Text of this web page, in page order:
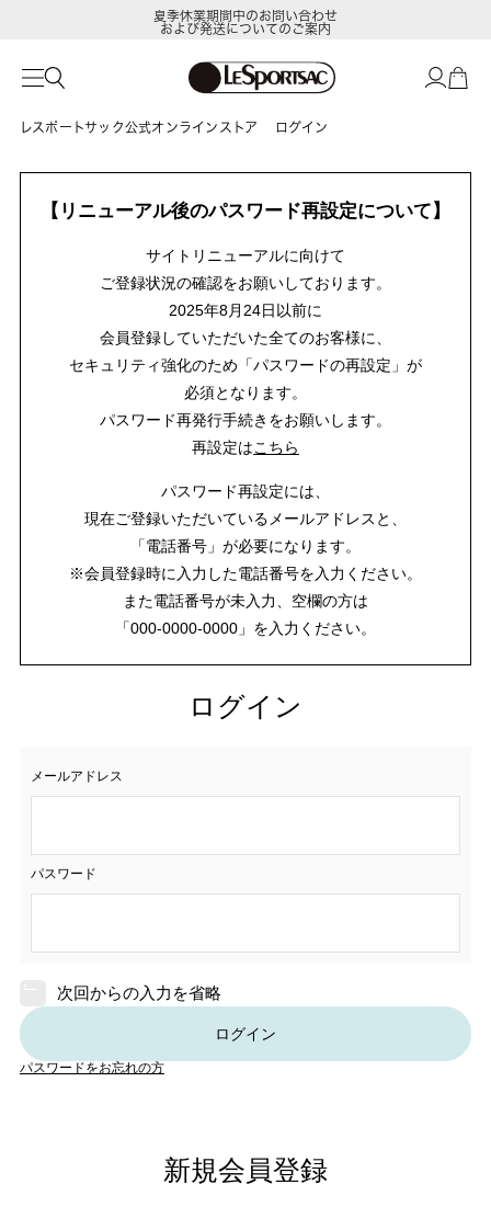
夏季休業期間中のお問い合わせ
および発送についてのご案内
レスポートサック公式オンラインストア ログイン
【リニューアル後のパスワード再設定について】
サイトリニューアルに向けて
ご登録状況の確認をお願いしております。
2025年8月24日以前に
会員登録していただいた全てのお客様に、
セキュリティ強化のため「パスワードの再設定」が
必須となります。
パスワード再発行手続きをお願いします。
再設定はこちら
パスワード再設定には、
現在ご登録いただいているメールアドレスと、
「電話番号」が必要になります。
※会員登録時に入力した電話番号を入力ください。
また電話番号が未入力、空欄の方は
「000-0000-0000」を入力ください。
ログイン
メールアドレス
パスワード
次回からの入力を省略
ログイン
パスワードをお忘れの方
新規会員登録